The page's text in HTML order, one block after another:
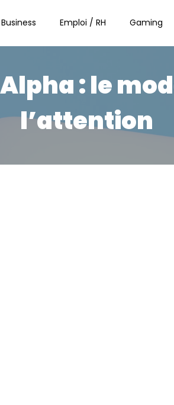
Business Emploi / RH Gaming
: le
l’attention